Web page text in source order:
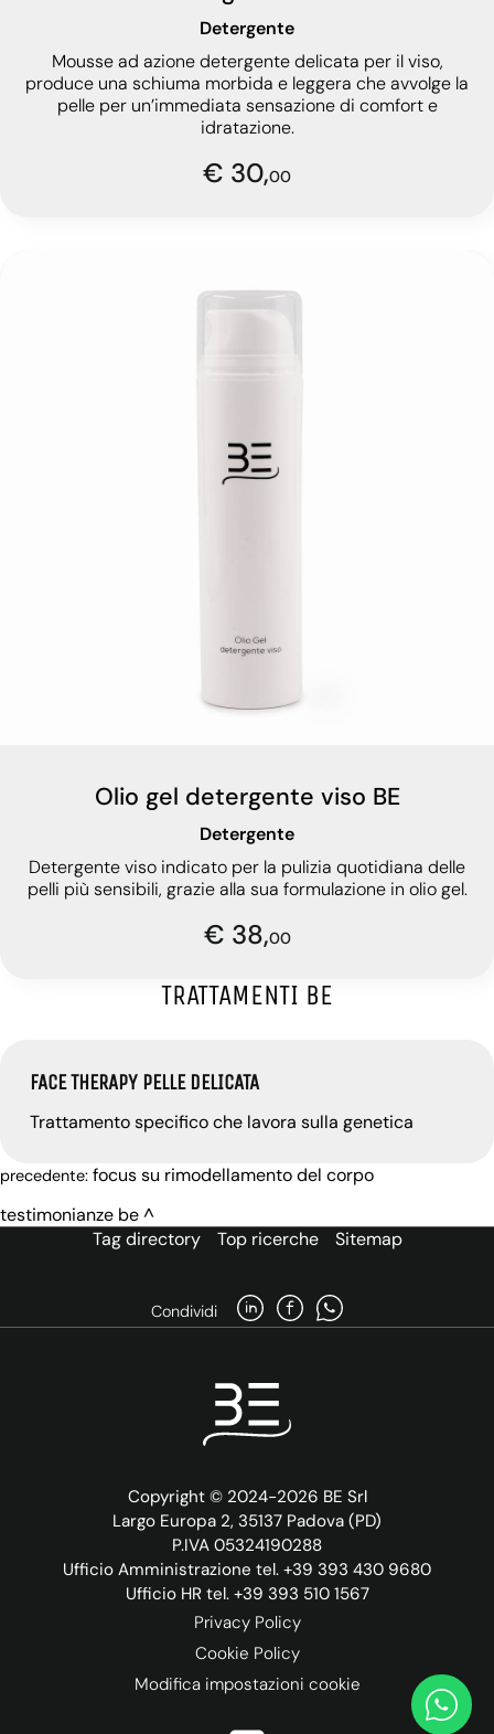
Detergente
Mousse ad azione detergente delicata per il viso,
produce una schiuma morbida e leggera che avvolge la
pelle per un’immediata sensazione di comfort e
idratazione.
€ 30,00
Olio gel detergente viso BE
Detergente
Detergente viso indicato per la pulizia quotidiana delle
pelli più sensibili, grazie alla sua formulazione in olio gel.
€ 38,00
TRATTAMENTI BE
FACE THERAPY PELLE DELICATA
Trattamento specifico che lavora sulla genetica
precedente: focus su rimodellamento del corpo
testimonianze be
Tag directory
Top ricerche Sitemap
Condividi
Copyright © 2024-2026 BE Srl
Largo Europa 2, 35137 Padova (PD)
P.IVA 05324190288
Ufficio Amministrazione tel. +39 393 430 9680
Ufficio HR tel. +39 393 510 1567
Privacy Policy
Cookie Policy
Modifica impostazioni cookie